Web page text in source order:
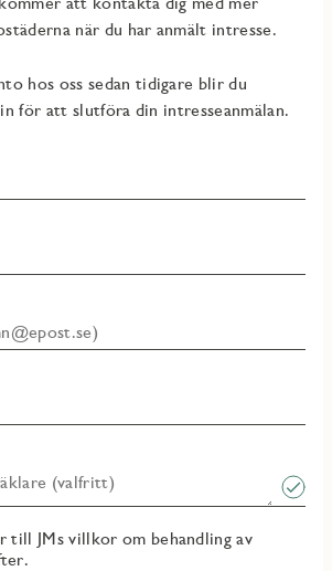
när du har anmält intresse.
hos oss sedan tidigare blir du
för att slutföra din intresseanmälan.
(valfritt)
till JMs villkor om behandling av